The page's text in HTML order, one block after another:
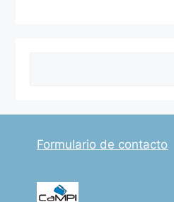
Formulario de contacto